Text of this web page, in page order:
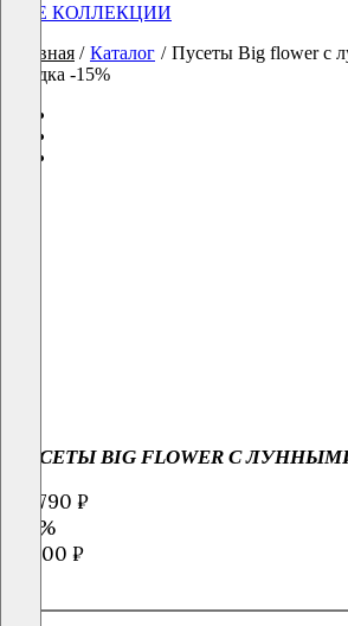
ВСЕ КОЛЛЕКЦИИ
Главная / Каталог / Пусеты Big flower с
скидка -15%
ПУСЕТЫ BIG FLOWER С
48 790 ₽
-15%
57400 ₽